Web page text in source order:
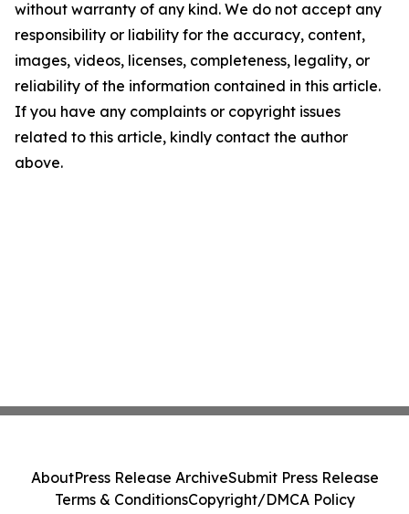
without warranty of any kind. We do not accept any
responsibility or liability for the accuracy, content,
images, videos, licenses, completeness, legality, or
reliability of the information contained in this article.
If you have any complaints or copyright issues
related to this article, kindly contact the author
above.
AboutPress Release ArchiveSubmit Press Release
Terms & ConditionsCopyright/DMCA Policy